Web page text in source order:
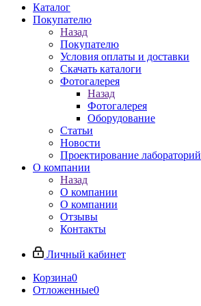
Каталог
Покупателю
Назад
Покупателю
Условия оплаты и доставки
Скачать каталоги
Фотогалерея
Назад
Фотогалерея
Оборудование
Статьи
Новости
Проектирование лабораторий
О компании
Назад
О компании
О компании
Отзывы
Контакты
Личный кабинет
Корзина0
Отложенные0